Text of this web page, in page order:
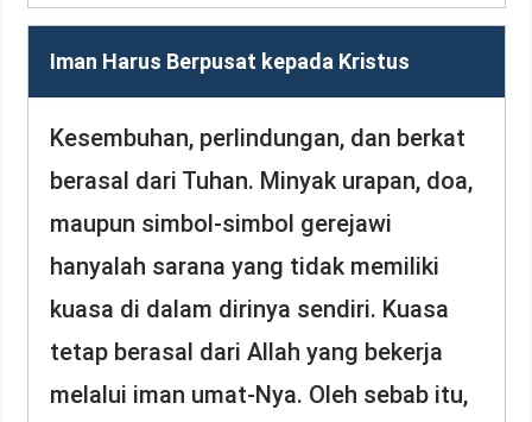
Iman Harus Berpusat kepada Kristus
Kesembuhan, perlindungan, dan berkat
berasal dari Tuhan. Minyak urapan, doa,
maupun simbol-simbol gerejawi
hanyalah sarana yang tidak memiliki
kuasa di dalam dirinya sendiri. Kuasa
tetap berasal dari Allah yang bekerja
melalui iman umat-Nya. Oleh sebab itu,